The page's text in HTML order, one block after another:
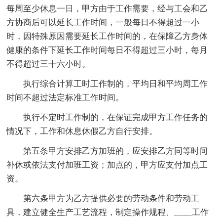
每周至少休息一日，甲方由于工作需要，经与工会和乙
方协商后可以延长工作时间，一般每日不得超过一小
时，因特殊原因需要延长工作时间的，在保障乙方身体
健康的条件下延长工作时间每日不得超过三小时，每月
不得超过三十六小时。
执行综合计算工时工作制的，平均日和平均周工作
时间不超过法定标准工作时间。
执行不定时工作制的，在保证完成甲方工作任务的
情况下，工作和休息休假乙方自行安排。
第五条甲方安排乙方加班的，应安排乙方同等时间
补休或依法支付加班工资；加点的，甲方应支付加点工
资。
第六条甲方为乙方提供必要的劳动条件和劳动工
具，建立健全生产工艺流程，制定操作规程、____工作